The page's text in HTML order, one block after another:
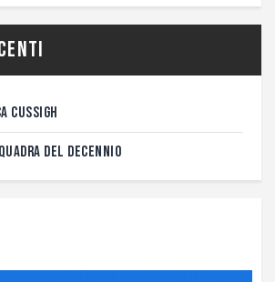
CUSSIGH
DEL DECENNIO